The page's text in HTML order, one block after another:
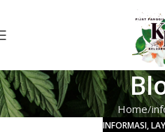
Home
INFORMASI,